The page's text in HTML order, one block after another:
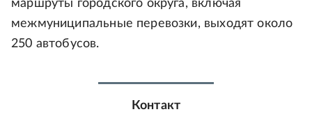
маршруты городского округа, включая
межмуниципальные перевозки, выходят около
250 автобусов.
Контакт